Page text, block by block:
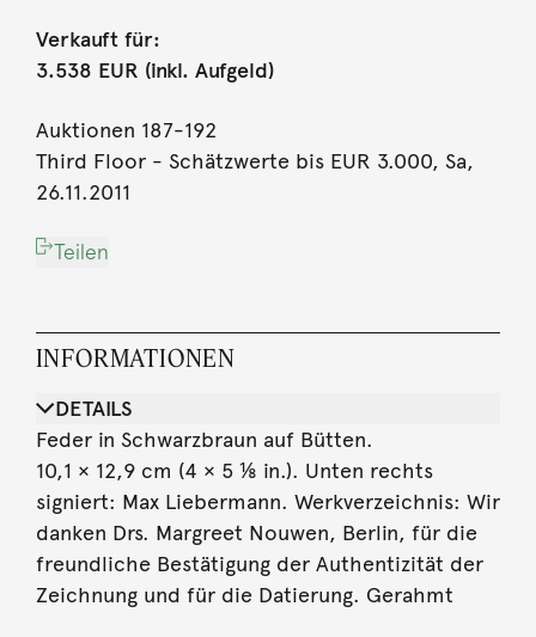
Verkauft für:
3.538 EUR (inkl. Aufgeld)
Auktionen 187-192
Third Floor - Schätzwerte bis EUR 3.000, Sa,
26.11.2011
Teilen
INFORMATIONEN
DETAILS
Feder in Schwarzbraun auf Bütten.
10,1 × 12,9 cm (4 × 5 ⅛ in.). Unten rechts
signiert: Max Liebermann. Werkverzeichnis: Wir
danken Drs. Margreet Nouwen, Berlin, für die
freundliche Bestätigung der Authentizität der
Zeichnung und für die Datierung. Gerahmt